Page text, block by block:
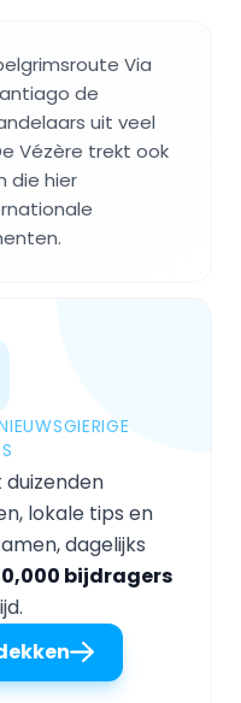
Via
de
uit veel
Vézère trekt ook
die hier
lokale tips en
dagelijks
bijdragers